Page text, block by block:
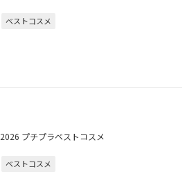
ベストコスメ
2026 プチプラベストコスメ
ベストコスメ